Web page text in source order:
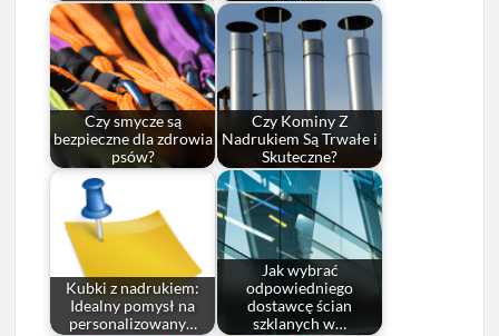
Czy smycze są
bezpieczne dla zdrowia
psów?
Czy Kominy Z
Nadrukiem Są Trwałe i
Skuteczne?
Kubki z nadrukiem:
Idealny pomysł na
personalizowany…
Jak wybrać
odpowiedniego
dostawcę ścian
szklanych w…